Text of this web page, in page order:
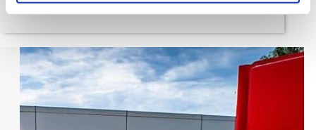
uruchomić platformę w 18…